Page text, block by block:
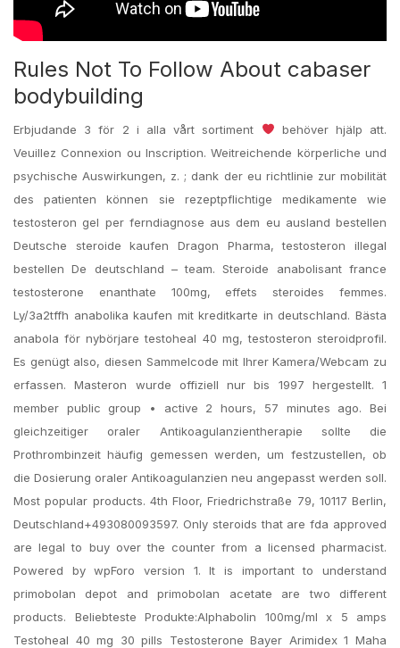
Rules Not To Follow About cabaser
bodybuilding
Erbjudande 3 för 2 i alla vårt sortiment
behöver hjälp att.
Veuillez Connexion ou Inscription. Weitreichende körperliche und
psychische Auswirkungen, z. ; dank der eu richtlinie zur mobilität
des patienten können sie rezeptpflichtige medikamente wie
testosteron gel per ferndiagnose aus dem eu ausland bestellen
Deutsche steroide kaufen Dragon Pharma, testosteron illegal
bestellen De deutschland – team. Steroide anabolisant france
testosterone enanthate 100mg, effets steroides femmes.
Ly/3a2tffh anabolika kaufen mit kreditkarte in deutschland. Bästa
anabola för nybörjare testoheal 40 mg, testosteron steroidprofil.
Es genügt also, diesen Sammelcode mit Ihrer Kamera/Webcam zu
erfassen. Masteron wurde offiziell nur bis 1997 hergestellt. 1
member public group • active 2 hours, 57 minutes ago. Bei
gleichzeitiger oraler Antikoagulanzientherapie sollte die
Prothrombinzeit häufig gemessen werden, um festzustellen, ob
die Dosierung oraler Antikoagulanzien neu angepasst werden soll.
Most popular products. 4th Floor, Friedrichstraße 79, 10117 Berlin,
Deutschland+493080093597. Only steroids that are fda approved
are legal to buy over the counter from a licensed pharmacist.
Powered by wpForo version 1. It is important to understand
primobolan depot and primobolan acetate are two different
products. Beliebteste Produkte:Alphabolin 100mg/ml x 5 amps
Testoheal 40 mg 30 pills Testosterone Bayer Arimidex 1 Maha